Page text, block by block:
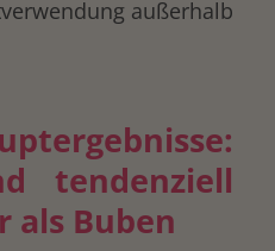
außerhalb
tendenziell
als Buben